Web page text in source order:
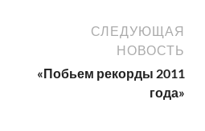
СЛЕДУЮЩАЯ
НОВОСТЬ
«Побьем рекорды 2011
года»